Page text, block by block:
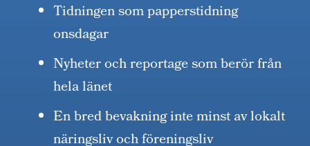
Tidningen som papperstidning
onsdagar
Nyheter och reportage som berör från
hela länet
En bred bevakning inte minst av lokalt
näringsliv och föreningsliv